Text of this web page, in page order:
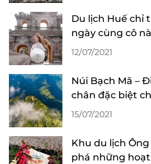
Du lịch Huế chỉ
ngày cùng cô
gái Thái
12/07/2021
Núi Bạch Mã –
chân đặc biệt
núi rừng
15/07/2021
Khu du lịch
phá những